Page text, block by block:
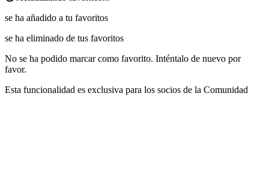
se ha añadido a tu favoritos
se ha eliminado de tus favoritos
No se ha podido marcar como favorito. Inténtalo de nuevo por
favor.
Esta funcionalidad es exclusiva para los socios de la Comunidad